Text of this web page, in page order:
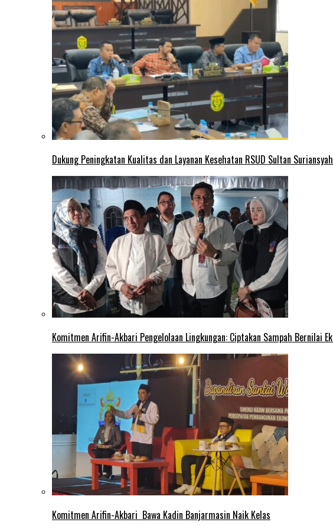
Dukung Peningkatan Kualitas dan Layanan Kesehatan RSUD Sultan Suriansyah
Komitmen Arifin-Akbari Pengelolaan Lingkungan: Ciptakan Sampah Bernilai
Komitmen Arifin-Akbari Bawa Kadin Banjarmasin Naik Kelas